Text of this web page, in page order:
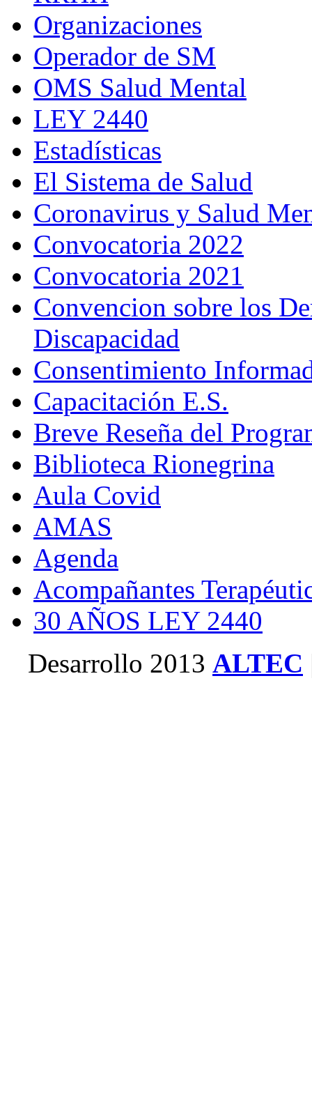
Organizaciones
Operador de SM
OMS Salud Mental
LEY 2440
Estadísticas
El Sistema de Salud
Coronavirus y Salud
Convocatoria 2022
Convocatoria 2021
Convencion sobre los
Discapacidad
Consentimiento
Capacitación E.S.
Breve Reseña del
Biblioteca Rionegrina
Aula Covid
AMAS
Agenda
Acompañantes
30 AÑOS LEY 2440
Desarrollo 2013 ALTEC